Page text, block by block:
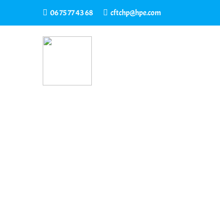
06 75 77 43 68 cftchp@hpe.com